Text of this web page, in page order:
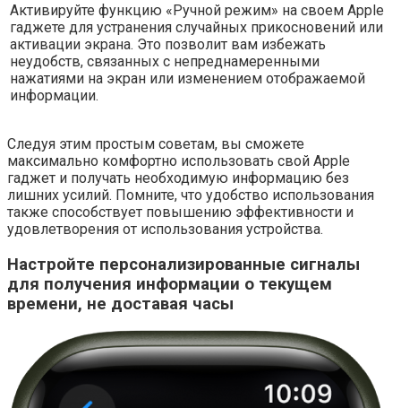
Активируйте функцию «Ручной режим» на своем Apple
гаджете для устранения случайных прикосновений или
активации экрана. Это позволит вам избежать
неудобств, связанных с непреднамеренными
нажатиями на экран или изменением отображаемой
информации.
Следуя этим простым советам, вы сможете
максимально комфортно использовать свой Apple
гаджет и получать необходимую информацию без
лишних усилий. Помните, что удобство использования
также способствует повышению эффективности и
удовлетворения от использования устройства.
Настройте персонализированные сигналы
для получения информации о текущем
времени, не доставая часы